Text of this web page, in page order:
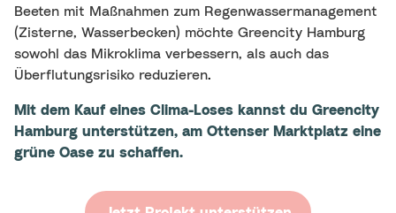
Beeten mit Maßnahmen zum Regenwassermanagement
(Zisterne, Wasserbecken) möchte Greencity Hamburg
sowohl das Mikroklima verbessern, als auch das
Überflutungsrisiko reduzieren.
Mit dem Kauf eines Clima-Loses kannst du Greencity
Hamburg unterstützen, am Ottenser Marktplatz eine
grüne Oase zu schaffen.